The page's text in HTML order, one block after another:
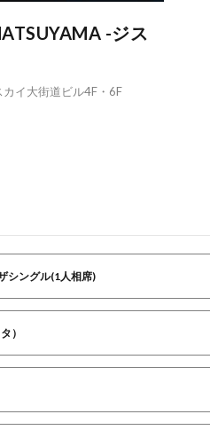
-ジス
イ大街道ビル4F・6F
シングル(1人相席)
）